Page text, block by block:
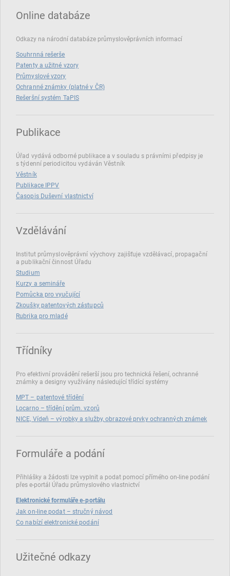
Online databáze
Odkazy na národní databáze průmyslověprávních informací
Souhrnná rešerše
Patenty a užitné vzory
Průmyslové vzory
Ochranné známky (platné v ČR)
Rešeršní systém TaPIS
Publikace
Úřad vydává odborné publikace a v souladu s právními předpisy je
s týdenní periodicitou vydáván Věstník
Věstník
Publikace IPPV
Časopis Duševní vlastnictví
Vzdělávání
Institut průmyslověprávní výychovy zajišťuje vzdělávací, propagační
a publikační činnost Úřadu
Studium
Kurzy a semináře
Pomůcka pro vyučující
Zkoušky patentových zástupců
Rubrika pro mladé
Třídníky
Pro efektivní provádění rešerší jsou pro technická řešení, ochranné
známky a designy využívány následující třídící systémy
MPT – patentové třídění
Locarno – třídění prům. vzorů
NICE, Vídeň – výrobky a služby, obrazové prvky ochranných známek
Formuláře a podání
Přihlášky a žádosti lze vyplnit a podat pomocí přímého on‑line podání
přes e‑portál Úřadu průmyslového vlastnictví
Elektronické formuláře e-portálu
Jak on-line podat – stručný návod
Co nabízí elektronické podání
Užitečné odkazy